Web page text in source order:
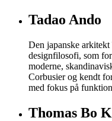
Tadao Ando
Den japanske
designfilosofi, som
moderne,
Corbusier og kendt
med fokus på
Thomas Bo